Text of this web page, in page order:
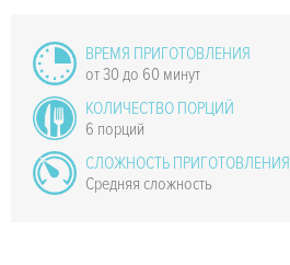
ВРЕМЯ ПРИГОТОВЛЕНИЯ
от 30 до 60 минут
КОЛИЧЕСТВО ПОРЦИЙ
6 порций
СЛОЖНОСТЬ ПРИГОТОВЛЕНИЯ
Средняя сложность